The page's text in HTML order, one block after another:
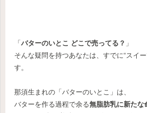
「バターのいとこ どこで売ってる？ 」
そんな疑問を持つあなたは、すでに“スイ
す。
那須生まれの「バターのいとこ」は、
バターを作る過程で余る無脂肪乳に新たな